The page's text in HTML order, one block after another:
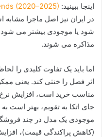
اینجا ببینید: (2020–2025)
در ایران نیز اصل ماجرا
شود یا موجودی بیشتر می
مذاکره می شوند.
اما باید یک تفاوت کلیدی را
اثر فصل را خنثی کند. یعنی
مناسب خرید است، افزایش نرخ
جای اتکا به تقویم، بهتر است
موجودی یک مدل در چند
(کاهش پراکندگی قیمت)، افزایش